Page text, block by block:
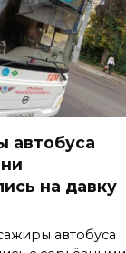
автобуса
на давку
автобуса